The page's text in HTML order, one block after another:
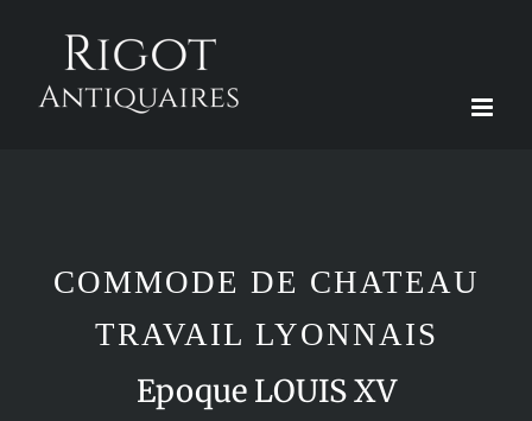
contenu
COMMODE DE CHATEAU
TRAVAIL LYONNAIS
Epoque LOUIS XV